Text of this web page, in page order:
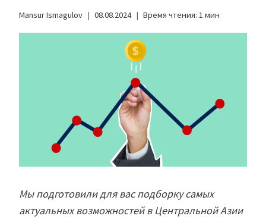
Mansur Ismagulov 08.08.2024 Время чтения: 1 мин
Мы подготовили для вас подборку самых
актуальных возможностей в Центральной Азии